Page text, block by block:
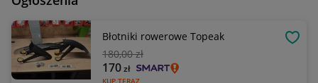
Błotniki rowerowe Topeak
180,00 zł
KUP TERAZ
170zł